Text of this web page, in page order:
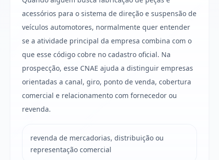
acessórios para o sistema de direção e suspensão de
veículos automotores, normalmente quer entender
se a atividade principal da empresa combina com o
que esse código cobre no cadastro oficial. Na
prospecção, esse CNAE ajuda a distinguir empresas
orientadas a canal, giro, ponto de venda, cobertura
comercial e relacionamento com fornecedor ou
revenda.
revenda de mercadorias, distribuição ou
representação comercial